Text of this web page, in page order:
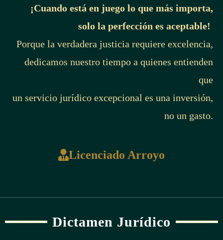
¡Cuando está en juego lo que más importa,
solo la perfección es aceptable!
Porque la verdadera justicia requiere excelencia,
dedicamos nuestro tiempo a quienes entienden
que
un servicio jurídico excepcional es una inversión,
no un gasto.
Licenciado Arroyo
Dictamen Jurídico